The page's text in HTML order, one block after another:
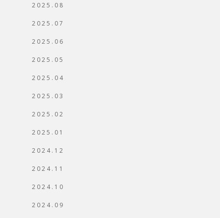
2025.08
2025.07
2025.06
2025.05
2025.04
2025.03
2025.02
2025.01
2024.12
2024.11
2024.10
2024.09